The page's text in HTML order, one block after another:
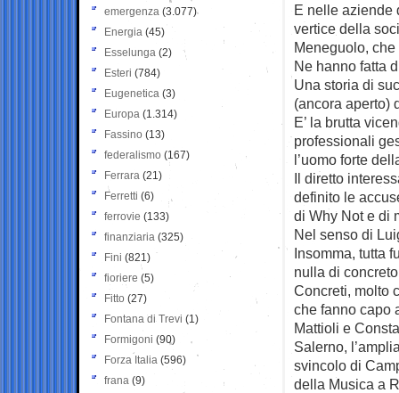
E nelle aziende
vertice della
Meneguolo,
Ne hanno fatta
Una storia di
(ancora aperto)
E’ la brutta
professionali
l’uomo forte
Il diretto
definito le
di Why Not e di
Nel senso di
Insomma, tutta
nulla di
Concreti, molto
che fanno capo
Mattioli e
Salerno,
svincolo di
della Musica a
emergenza (3.077)
Energia (45)
Esselunga (2)
Esteri (784)
Eugenetica (3)
Europa (1.314)
Fassino (13)
federalismo (167)
Ferrara (21)
Ferretti (6)
ferrovie (133)
finanziaria (325)
Fini (821)
fioriere (5)
Fitto (27)
Fontana di Trevi (1)
Formigoni (90)
Forza Italia (596)
frana (9)